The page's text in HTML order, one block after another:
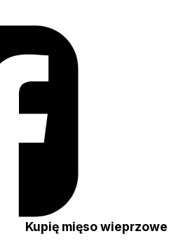
Kupię mięso wieprzowe